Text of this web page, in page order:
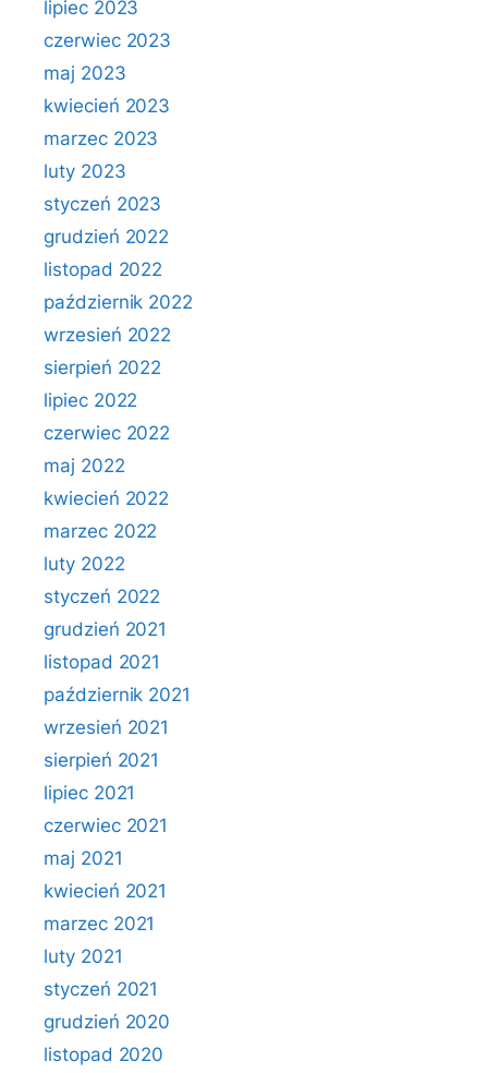
lipiec 2023
czerwiec 2023
maj 2023
kwiecień 2023
marzec 2023
luty 2023
styczeń 2023
grudzień 2022
listopad 2022
październik 2022
wrzesień 2022
sierpień 2022
lipiec 2022
czerwiec 2022
maj 2022
kwiecień 2022
marzec 2022
luty 2022
styczeń 2022
grudzień 2021
listopad 2021
październik 2021
wrzesień 2021
sierpień 2021
lipiec 2021
czerwiec 2021
maj 2021
kwiecień 2021
marzec 2021
luty 2021
styczeń 2021
grudzień 2020
listopad 2020